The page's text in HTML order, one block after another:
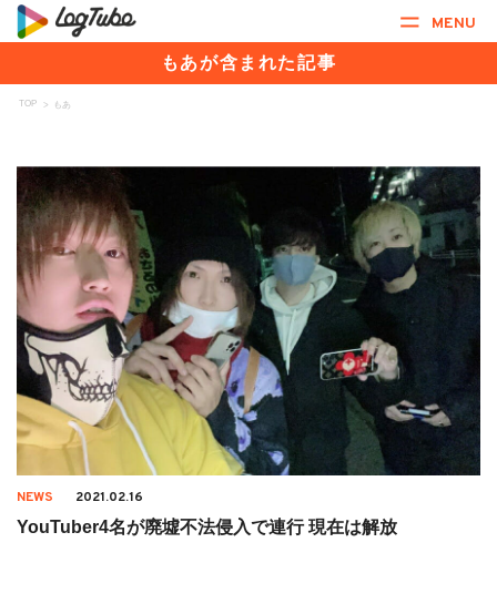
MENU
もあが含まれた記事
TOP > もあ
NEWS 2021.02.16
YouTuber4名が廃墟不法侵入で連行 現在は解放